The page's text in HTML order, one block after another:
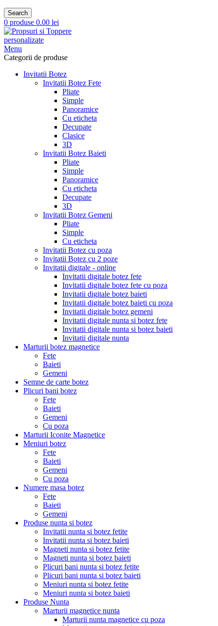
Search
0 produse 0.00 lei
Menu
Categorii de produse
Invitatii Botez
Invitatii Botez Fete
Pliate
Simple
Panoramice
Cu eticheta
Decupate
Clasice
3D
Invitatii Botez Baieti
Pliate
Simple
Panoramice
Cu eticheta
Decupate
3D
Invitatii Botez Gemeni
Pliate
Simple
Cu eticheta
Invitatii Botez cu poza
Invitatii Botez cu 2 poze
Invitatii digitale - online
Invitatii digitale botez fete
Invitatii digitale botez fete cu poza
Invitatii digitale botez baieti
Invitatii digitale botez baieti cu poza
Invitatii digitale botez gemeni
Invitatii digitale nunta si botez fete
Invitatii digitale nunta si botez baieti
Invitatii digitale nunta
Marturii botez magnetice
Fete
Baieti
Gemeni
Semne de carte botez
Plicuri bani botez
Fete
Baieti
Gemeni
Cu poza
Marturii Iconite Magnetice
Meniuri botez
Fete
Baieti
Gemeni
Cu poza
Numere masa botez
Fete
Baieti
Gemeni
Produse nunta si botez
Invitatii nunta si botez fetite
Invitatii nunta si botez baieti
Magneti nunta si botez fetite
Magneti nunta si botez baieti
Plicuri bani nunta si botez fetite
Plicuri bani nunta si botez baieti
Meniuri nunta si botez fetite
Meniuri nunta si botez baieti
Produse Nunta
Marturii magnetice nunta
Marturii nunta magnetice cu poza